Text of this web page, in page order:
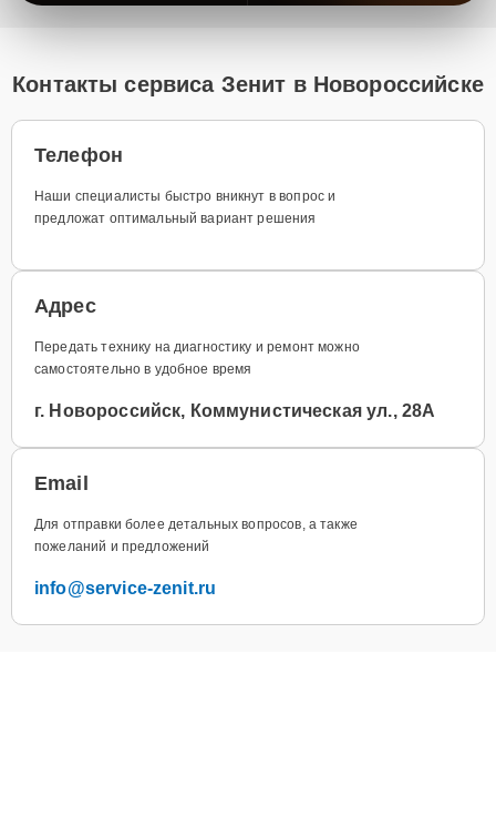
Контакты сервиса Зенит в Новороссийске
Телефон
Наши специалисты быстро вникнут в вопрос и
предложат оптимальный вариант решения
Адрес
Передать технику на диагностику и ремонт можно
самостоятельно в удобное время
г. Новороссийск, Коммунистическая ул., 28А
Email
Для отправки более детальных вопросов, а также
пожеланий и предложений
info@service-zenit.ru